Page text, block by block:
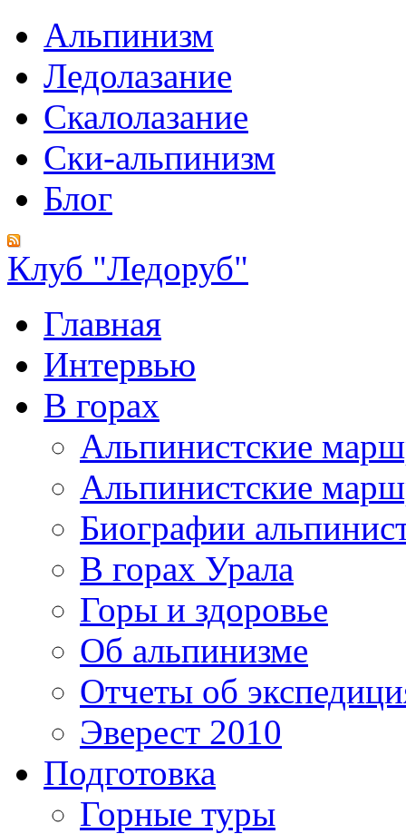
Альпинизм
Ледолазание
Скалолазание
Ски-альпинизм
Блог
Клуб "Ледоруб"
Главная
Интервью
В горах
Альпинистские
Альпинистские
Биографии
В горах Урала
Горы и здоровье
Об альпинизме
Отчеты об
Эверест 2010
Подготовка
Горные туры